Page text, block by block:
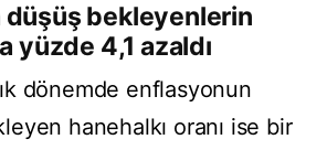
düşüş bekleyenlerin
yüzde 4,1 azaldı
dönemde enflasyonun
hanehalkı oranı ise bir